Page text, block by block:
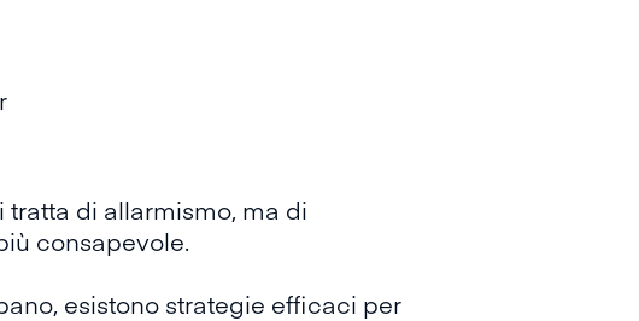
di allarmismo, ma di
consapevole.
esistono strategie efficaci per